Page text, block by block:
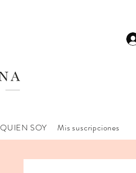
QUIEN SOY Mis suscripciones